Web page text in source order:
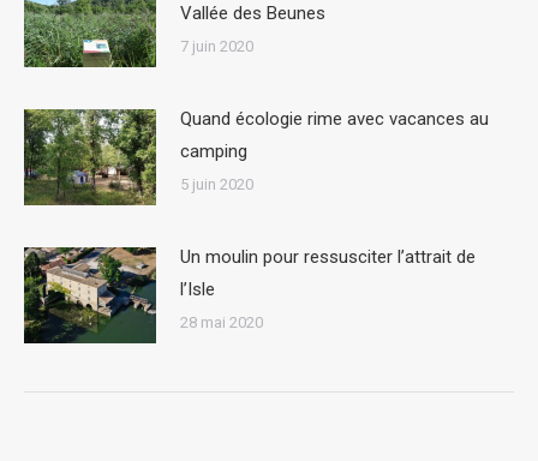
Vallée des Beunes
7 juin 2020
Quand écologie rime avec vacances au
camping
5 juin 2020
Un moulin pour ressusciter l’attrait de
l’Isle
28 mai 2020